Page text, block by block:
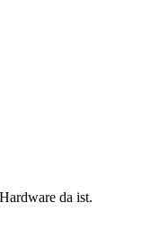
da ist.